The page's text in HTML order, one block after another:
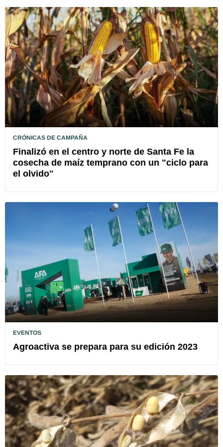
CRÓNICAS DE CAMPAÑA
Finalizó en el centro y norte de Santa Fe la
cosecha de maíz temprano con un "ciclo para
el olvido"
EVENTOS
Agroactiva se prepara para su edición 2023